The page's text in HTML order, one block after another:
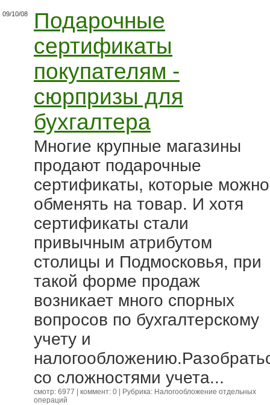
09/10/08
Подарочные
сертификаты
покупателям -
сюрпризы для
бухгалтера
Многие крупные магазины
продают подарочные
сертификаты, которые можно
обменять на товар. И хотя
сертификаты стали
привычным атрибутом
столицы и Подмосковья, при
такой форме продаж
возникает много спорных
вопросов по бухгалтерскому
учету и
со сложностями учета...
смотр: 6977 | коммент: 0 | Рубрика: Налогообложение отдельных
операций